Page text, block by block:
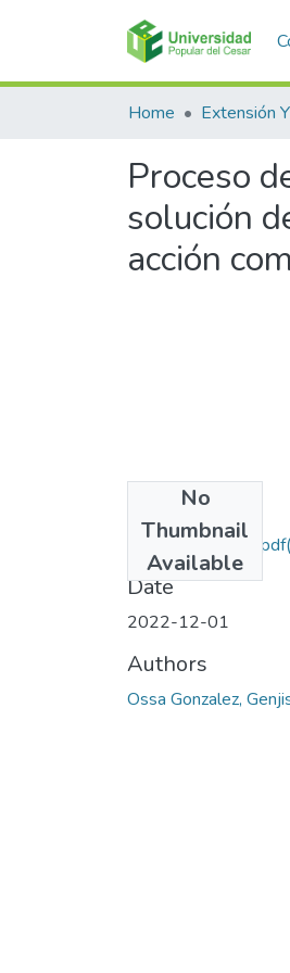
Home
Proceso
solución
acción
No
Thumbnail
Available
PALMIRA_2022.pdf
Date
2022-12-01
Authors
Ossa Gonzalez,